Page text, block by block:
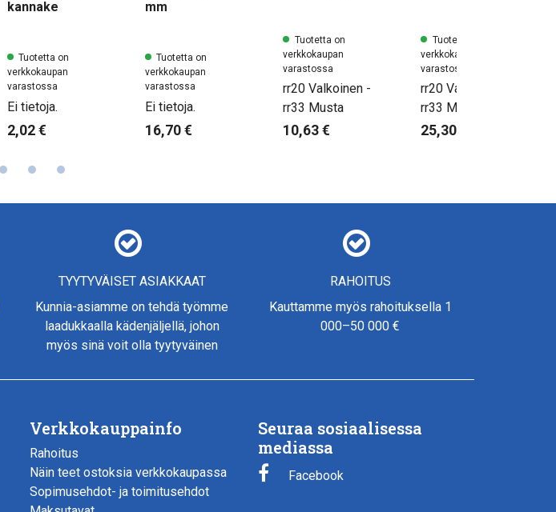
kannake
Tuotetta on
verkkokaupan
varastossa
Ei tietoja.
2,02 €
mm
Tuotetta on
verkkokaupan
varastossa
Ei tietoja.
16,70 €
Tuotetta on
verkkokaupan
varastossa
rr20 Valkoinen -
rr33 Musta
10,63 €
Tuotetta on
verkkokaupan
varastossa
rr20 Valkoinen -
rr33 Musta
25,30 €
TYYTYVÄISET ASIAKKAAT
Kunnia-asiamme on tehdä työmme
laadukkaalla kädenjäljellä, johon
myös sinä voit olla tyytyväinen
RAHOITUS
Kauttamme myös rahoituksella 1
000–50 000 €
Verkkokauppainfo
Rahoitus
Näin teet ostoksia verkkokaupassa
Sopimusehdot- ja toimitusehdot
Seuraa sosiaalisessa
mediassa
Facebook